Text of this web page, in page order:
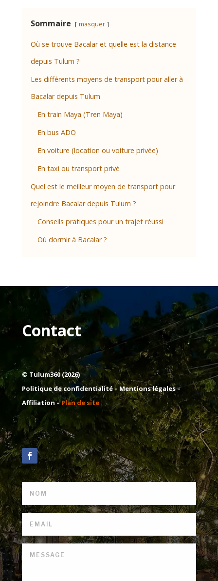
Sommaire masquer
Où se trouve Bacalar et quelle est la distance
depuis Tulum ?
Les différents moyens de transport pour aller à
Bacalar depuis Tulum
En train Maya (Tren Maya)
En bus ADO
En voiture (location ou voiture privée)
En taxi ou transport privé
Quel est le meilleur moyen de transport pour
rejoindre Bacalar depuis Tulum ?
Conseils pratiques pour un trajet réussi
Où dormir à Bacalar ?
Contact
© Tulum360 (2026)
Politique de confidentialité – Mentions légales–
Affiliation –Plan de site